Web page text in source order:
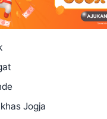
Jogja